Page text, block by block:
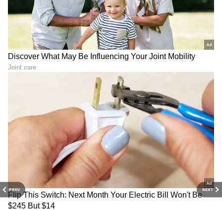
PREV NEXT
ಡಿಜಿಟಲ್‌ ಮಾಧ್ಯಮದಲ್ಲಿ 5 ವರ್ಷ ಕೆಲಸ ಮಾಡಿದ ಅನುಭವವಿದೆ.
SDM ಉಜಿರೆಯಲ್ಲಿ ಪತ್ರಿಕೋದ್ಯಮದ ಸ್ನಾತಕೋತ್ತರ ಪದವಿ.
ಸುದ್ದಿಲೋಕದಲ್ಲಿ ರಾಜಕೀಯ, ದೇಶ, ಜ್ಯೋತಿಷ್ಯ, ಜೀವನಶೈಲಿ,
ವಾಣಿಜ್ಯ, ಕ್ರೈಂ ಸುದ್ದಿಗಳಲ್ಲಿ ಆಸಕ್ತಿ.
ಜ್ಯೋತಿಷ್ಯ ದುರದೃಷ್ಟ